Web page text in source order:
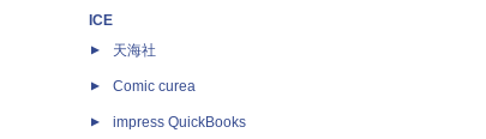
ICE
天海社
Comic curea
impress QuickBooks